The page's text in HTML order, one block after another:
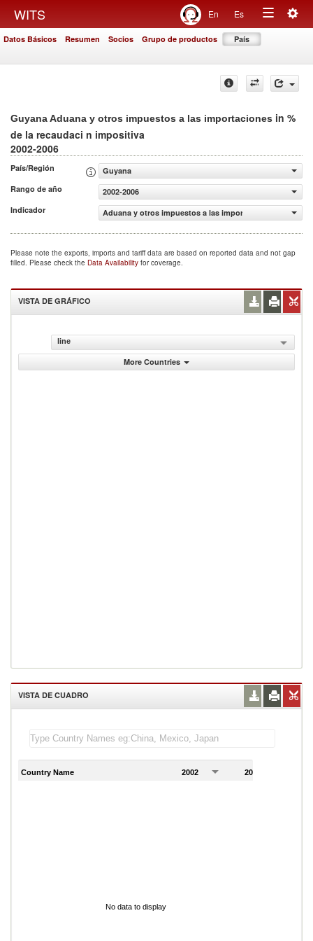
WITS En Es
Toggle
Datos Básicos Resumen Socios Grupo de productos País
Guyana Aduana y otros impuestos a las importaciones in %
de la recaudaci n impositiva
2002-2006
País/Región
Guyana
Rango de año
2002-2006
Indicador
Aduana y otros impuestos a las importaciones (% de la
Please note the exports, imports and tariff data are based on reported data and not gap
filled. Please check the Data Availability for coverage.
VISTA DE GRÁFICO
line
More Countries
VISTA DE CUADRO
Country Name 2002 2003
No data to display